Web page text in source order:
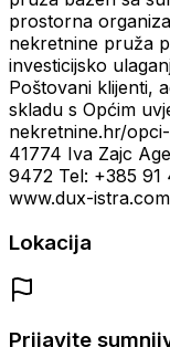
prostorna
nekretnine pruža
investicijsko
Poštovani klijenti,
skladu s Općim
nekretnine.hr/
41774 Iva Zajc
9472 Tel: +385 91
www.dux-istra.com
Lokacija
Prijavite